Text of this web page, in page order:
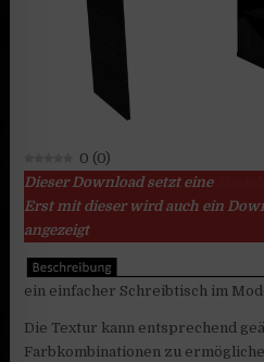
0 (0)
Dieser Download setzt eine
Erst mit dieser wird auch ein
angezeigt
ein einfacher Schreibtisch im
Die Textur kann entsprechend
Farbkombinationen zu